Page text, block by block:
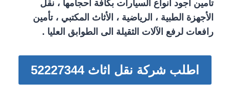
تأمين أجود أنواع السيارات بكافة أحجامها ، نقل
الأجهزة الطبية ، الرياضية ، الأثاث المكتبي ، تأمين
رافعات لرفع الآلات الثقيلة الى الطوابق العليا .
اطلب شركة نقل اثاث 52227344